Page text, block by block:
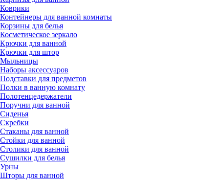
Коврики
Контейнеры для ванной комнаты
Корзины для белья
Косметическое зеркало
Крючки для ванной
Крючки для штор
Мыльницы
Наборы аксессуаров
Подставки для предметов
Полки в ванную комнату
Полотенцедержатели
Поручни для ванной
Сиденья
Скребки
Стаканы для ванной
Стойки для ванной
Столики для ванной
Сушилки для белья
Урны
Шторы для ванной